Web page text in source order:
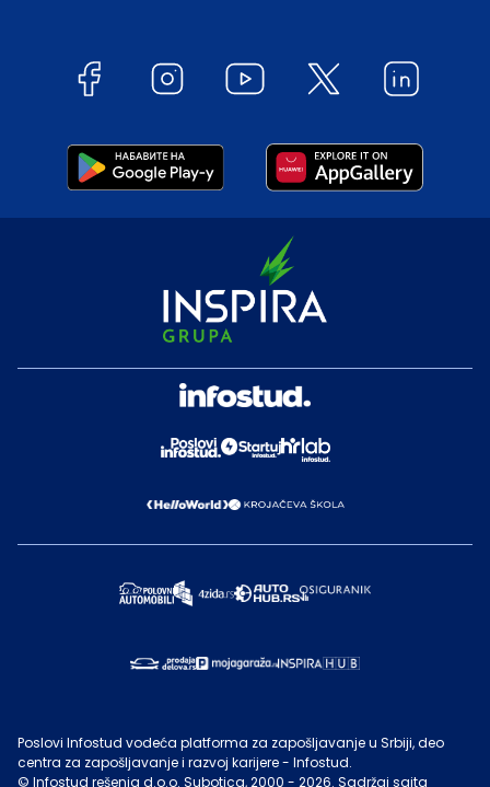
Poslovi Infostud vodeća platforma za zapošljavanje u Srbiji, deo
centra za zapošljavanje i razvoj karijere - Infostud.
© Infostud rešenja d.o.o. Subotica, 2000 - 2026. Sadržaj sajta